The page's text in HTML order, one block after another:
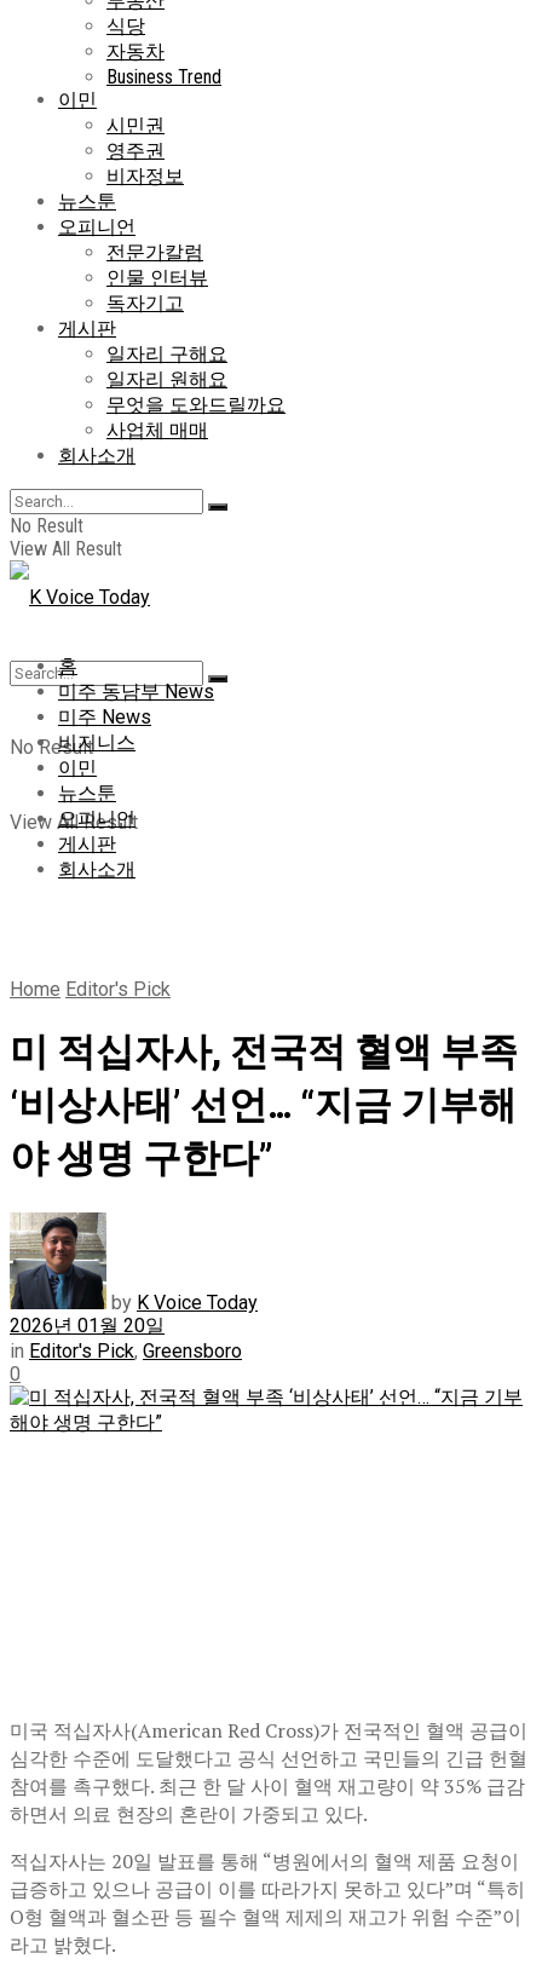
식당
자동차
Business Trend
이민
시민권
영주권
비자정보
뉴스툰
오피니언
전문가칼럼
인물 인터뷰
독자기고
게시판
일자리 구해요
일자리 원해요
무엇을 도와드릴까요
사업체 매매
회사소개
No Result
View All Result
No Result
View All Result
홈
미주 동남부 News
미주 News
비지니스
이민
뉴스툰
오피니언
게시판
회사소개
Home Editor's Pick
미 적십자사, 전국적 혈액 부족
‘비상사태’ 선언… “지금 기부해
야 생명 구한다”
by K Voice Today
2026년 01월 20일
in Editor's Pick, Greensboro
0
미국 적십자사(American Red Cross)가 전국적인 혈액 공급이
심각한 수준에 도달했다고 공식 선언하고 국민들의 긴급 헌혈
참여를 촉구했다. 최근 한 달 사이 혈액 재고량이 약 35% 급감
하면서 의료 현장의 혼란이 가중되고 있다.
적십자사는 20일 발표를 통해 “병원에서의 혈액 제품 요청이
급증하고 있으나 공급이 이를 따라가지 못하고 있다”며 “특히
O형 혈액과 혈소판 등 필수 혈액 제제의 재고가 위험 수준”이
라고 밝혔다.